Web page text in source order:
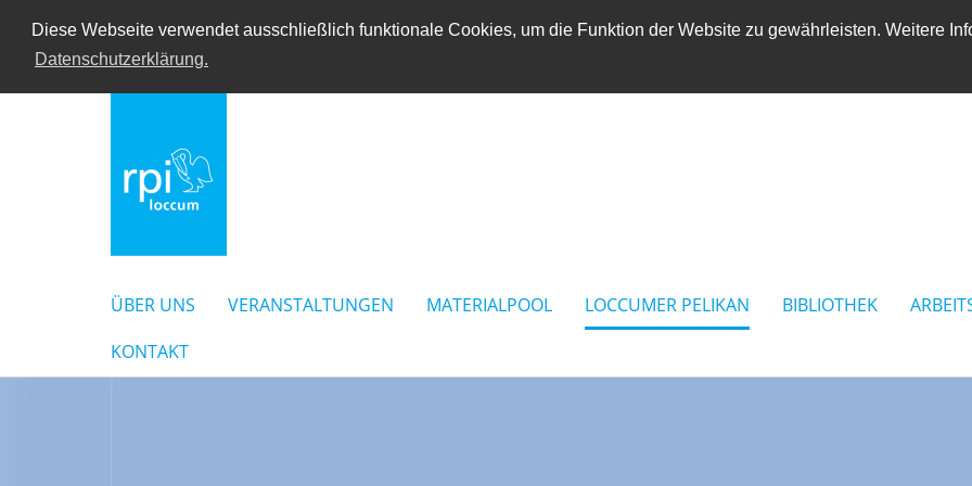
Diese Webseite verwendet ausschließlich funktionale Cookies, um die Funktion der Website zu gewährleisten. Weitere
Datenschutzerklärung.
ÜBER UNS VERANSTALTUNGEN MATERIALPOOL LOCCUMER PELIKAN BIBLIOTHEK
KONTAKT